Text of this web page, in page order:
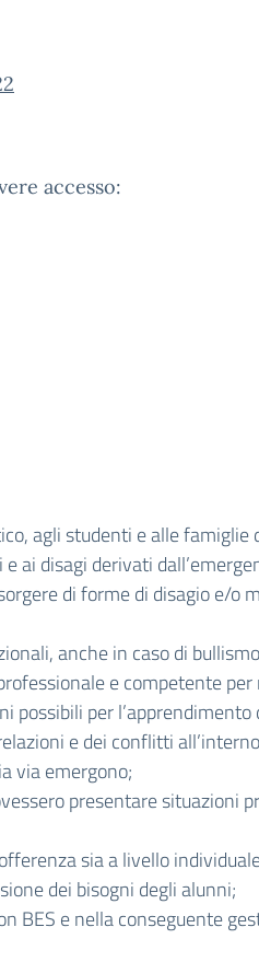
accesso:
agli studenti e alle famiglie
ai disagi derivati
di forme di disagio e/o
anche in caso di
e competente
possibili per l’apprendimento
e dei conflitti
via emergono;
presentare situazioni
sia a livello
dei bisogni degli alunni;
BES e nella conseguente